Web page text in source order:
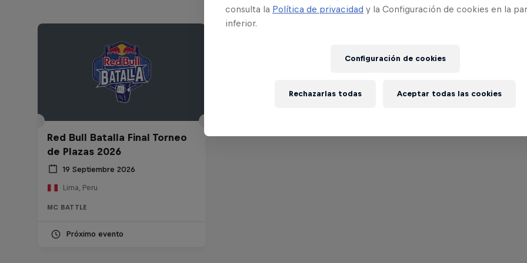
Red Bull Batalla Final Torneo
de Plazas 2026
19 Septiembre 2026
Lima, Peru
MC BATTLE
Próximo evento
consulta la Política de privacidad y la Configuración de cookies en la
inferior.
Configuración de cookies
Rechazarlas todas Aceptar todas las cookies